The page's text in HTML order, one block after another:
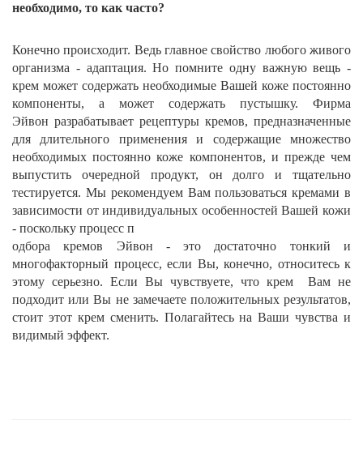
необходимо, то как часто?
Конечно происходит. Ведь главное свойство любого живого
организма - адаптация. Но помните одну важную вещь -
крем может содержать необходимые Вашей коже постоянно
компоненты, а может содержать пустышку. Фирма
Эйвон разрабатывает рецептуры кремов, предназначенные
для длительного применения и содержащие множество
необходимых постоянно коже компонентов, и прежде чем
выпустить очередной продукт, он долго и тщательно
тестируется. Мы рекомендуем Вам пользоваться кремами в
зависимости от индивидуальных особенностей Вашей кожи
- поскольку процесс п
одбора кремов Эйвон - это достаточно тонкий и
многофакторный процесс, если Вы, конечно, относитесь к
этому серьезно. Если Вы чувствуете, что крем Вам не
подходит или Вы не замечаете положительных результатов,
стоит этот крем сменить. Полагайтесь на Ваши чувства и
видимый эффект.